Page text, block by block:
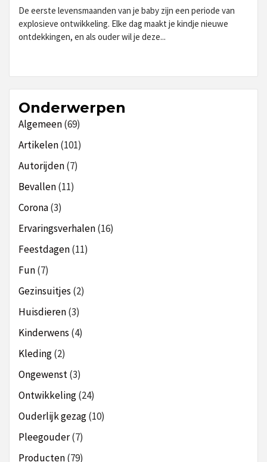
De eerste levensmaanden van je baby zijn een periode van
explosieve ontwikkeling. Elke dag maakt je kindje nieuwe
ontdekkingen, en als ouder wil je deze...
Onderwerpen
Algemeen(69)
Artikelen(101)
Autorijden(7)
Bevallen(11)
Corona(3)
Ervaringsverhalen(16)
Feestdagen(11)
Fun(7)
Gezinsuitjes (2)
Huisdieren(3)
Kinderwens (4)
Kleding(2)
Ongewenst(3)
Ontwikkeling(24)
Ouderlijk gezag(10)
Pleegouder(7)
Producten(79)